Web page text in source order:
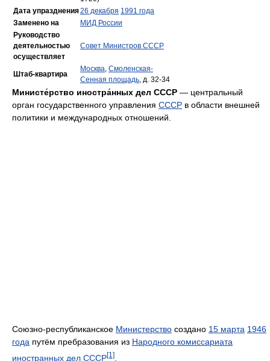
Дата упразднения26 декабря 1991 года
Заменено на
МИД России
Руководство
деятельностью
осуществляет
Совет Министров СССР
Штаб-квартира
Москва, Смоленская-
Сенная площадь, д. 32-34
Министе́рство иностра́нных дел СССР — центральный
орган государственного управления СССР в области внешней
политики и международных отношений.
Союзно-республиканское Министерство создано 15 марта 1946
года путём пребразования из Народного комиссариата
иностранных дел СССР[1]